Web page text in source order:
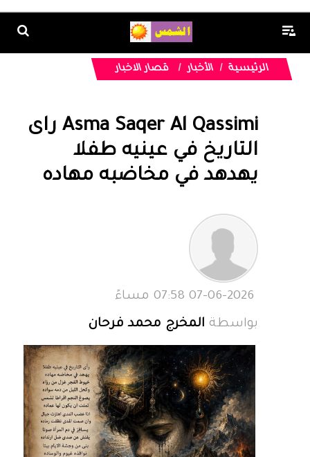
الرئيسية الأخبار قصار الاخبار
Asma Saqer Al Qassimi راى
التاريخ في عينيه طفلا
يهدهد في مخاضبه مهاده
بواسطة المخرج محمد فرحان